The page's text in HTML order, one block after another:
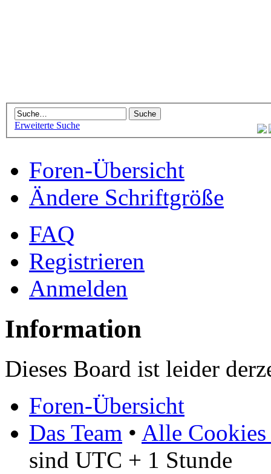
Erweiterte Suche
Foren-Übersicht
Ändere Schriftgröße
FAQ
Registrieren
Anmelden
Information
Dieses Board ist leider
Foren-Übersicht
Das Team • Alle Cookies
sind UTC + 1 Stunde